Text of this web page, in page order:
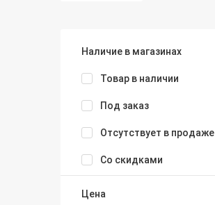
Наличие в магазинах
Товар в наличии
Под заказ
Отсутствует в продаже
Со скидками
Цена